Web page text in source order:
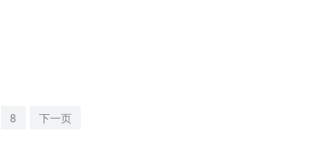
8 下一页